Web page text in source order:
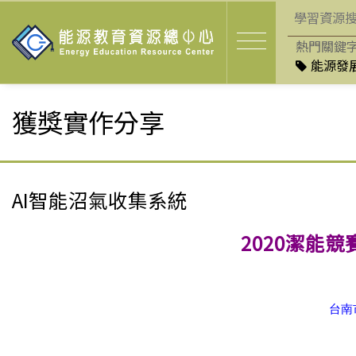
熱門關鍵
能源發
獲獎實作分享
AI智能沼氣收集系統
2020潔能競
台南